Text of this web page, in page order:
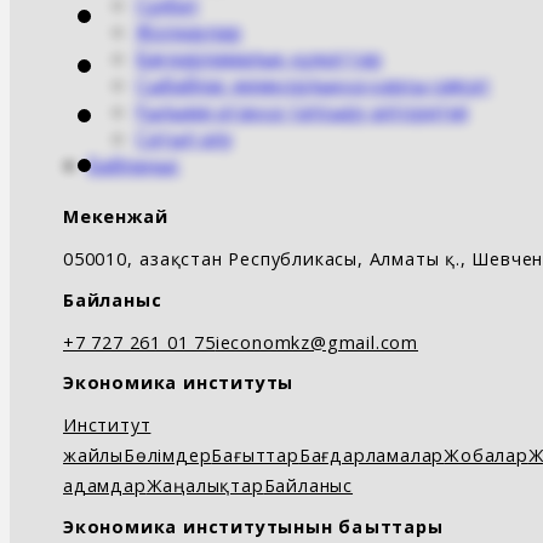
Жолдаулар
Бағдарламалық құжаттар
Сыбайлас жемқорлыққа қарсы саясат
Ғылыми атаққа тапсыру алгоритмі
Сатып алу
Байланыс
Мекенжай
050010, Қазақстан Республикасы, Алматы қ.,
Байланыс
+7 727 261 01 75ieconomkz@gmail.com
Экономика институты
Институт
жайлыБөлімдерБағыттарБағдарламаларЖобалар
адамдарЖаңалықтарБайланыс
Экономика институтынын бағыттары